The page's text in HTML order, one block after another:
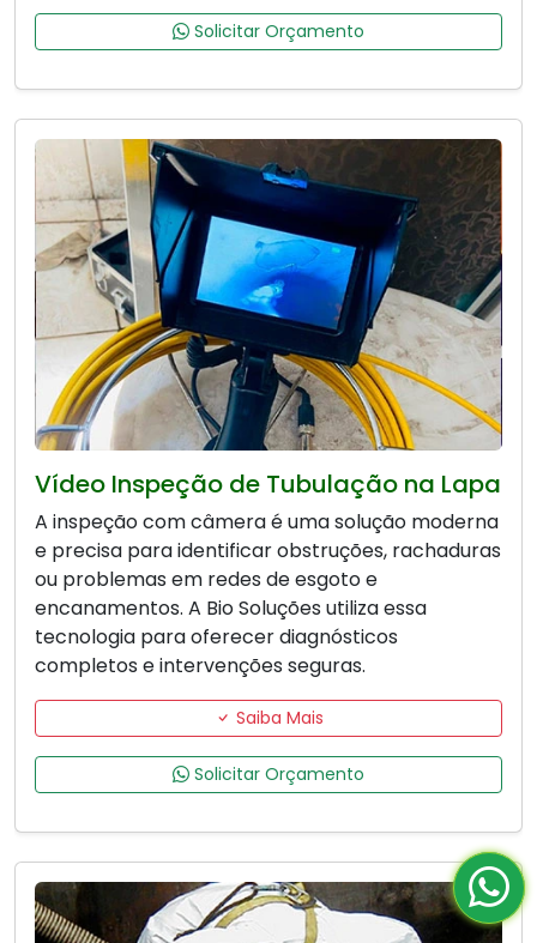
Solicitar Orçamento
Vídeo Inspeção de Tubulação na Lapa
A inspeção com câmera é uma solução moderna
e precisa para identificar obstruções, rachaduras
ou problemas em redes de esgoto e
encanamentos. A Bio Soluções utiliza essa
tecnologia para oferecer diagnósticos
completos e intervenções seguras.
Saiba Mais
Solicitar Orçamento